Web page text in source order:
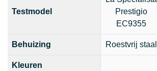
Testmodel
Prestigio
EC9355
Behuizing Roestvrij staal
Kleuren